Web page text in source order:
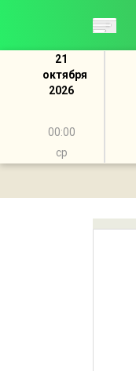
21
октября
2026
00:00
ср